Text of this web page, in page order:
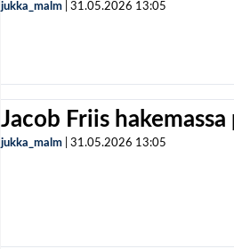
jukka_malm 31.05.2026 13:05
Jacob Friis
jukka_malm 31.05.2026 13:05